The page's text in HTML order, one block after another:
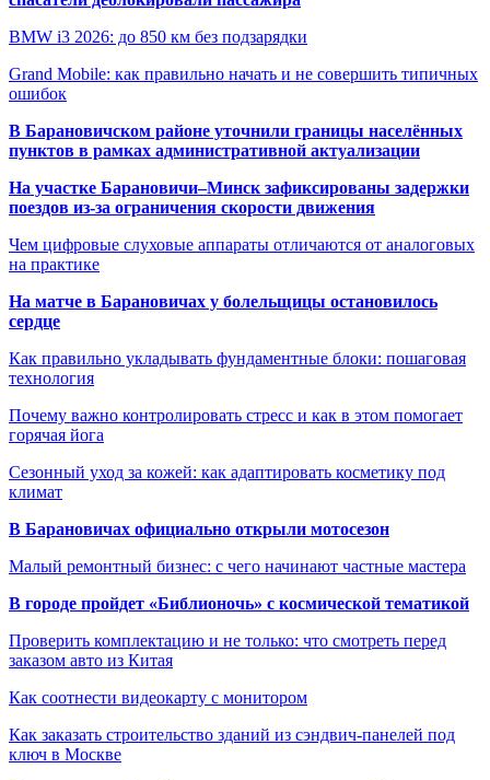
BMW i3 2026: до 850 км без подзарядки
Grand Mobile: как правильно начать и не совершить типичных
ошибок
В Барановичском районе уточнили границы населённых
пунктов в рамках административной актуализации
На участке Барановичи–Минск зафиксированы задержки
поездов из-за ограничения скорости движения
Чем цифровые слуховые аппараты отличаются от аналоговых
на практике
На матче в Барановичах у болельщицы остановилось
сердце
Как правильно укладывать фундаментные блоки: пошаговая
технология
Почему важно контролировать стресс и как в этом помогает
горячая йога
Сезонный уход за кожей: как адаптировать косметику под
климат
В Барановичах официально открыли мотосезон
Малый ремонтный бизнес: с чего начинают частные мастера
В городе пройдет «Библионочь» с космической тематикой
Проверить комплектацию и не только: что смотреть перед
заказом авто из Китая
Как соотнести видеокарту с монитором
Как заказать строительство зданий из сэндвич-панелей под
ключ в Москве